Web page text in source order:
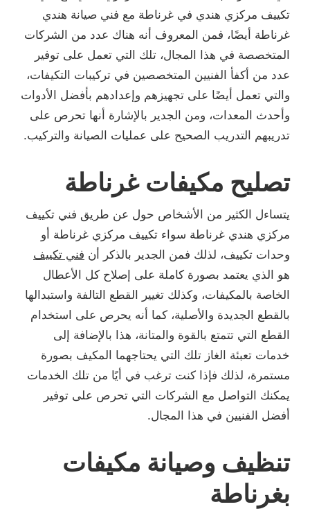
تكييف مركزي هندي في غرناطة مع فني صيانة هندي
غرناطة أيضًا، فمن المعروف أنه هناك عدد من الشركات
المتخصصة في هذا المجال، تلك التي تعمل على توفير
عدد من أكفأ الفنيين المتخصصين في تركيبات التكيفات،
والتي تعمل أيضًا على تجهيزهم وإعدادهم بأفضل الأدوات
وأحدث المعدات، ومن الجدير بالإشارة أنها تحرص على
تدريبهم التدريب الصحيح على عمليات الصيانة والتركيب.
تصليح مكيفات غرناطة
يتساءل الكثير من الأشخاص حول عن طريق فني تكييف
مركزي هندي غرناطة سواء تكييف مركزي غرناطة أو
وحدات تكييف، لذلك فمن الجدير بالذكر أن فني تكييف
هو الذي يعتمد بصورة كاملة على إصلاح كل الأعطال
الخاصة بالمكيفات، وكذلك تغيير القطع التالفة واستبدالها
بالقطع الجديدة والأصلية، كما أنه يحرص على استخدام
القطع التي تتمتع بالقوة والمتانة، هذا بالإضافة إلى
خدمات تعبئة الغاز تلك التي يحتاجهما المكيف بصورة
مستمرة، لذلك فإذا كنت ترغب في أيًا من تلك الخدمات
يمكنك التواصل مع الشركات التي تحرص على توفير
أفضل الفنيين في هذا المجال.
تنظيف وصيانة مكيفات
بغرناطة